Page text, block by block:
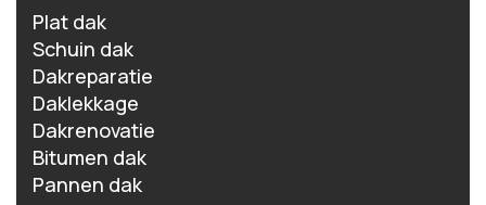
Plat dak
Schuin dak
Dakreparatie
Daklekkage
Dakrenovatie
Bitumen dak
Pannen dak